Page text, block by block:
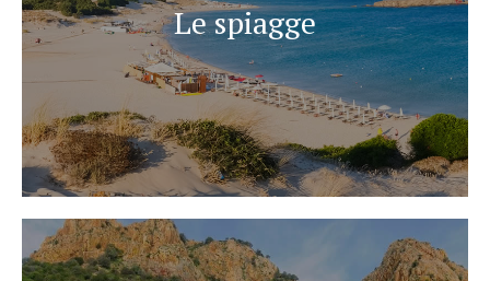
Le spiagge